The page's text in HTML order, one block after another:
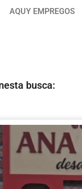
AQUY EMPREGOS
busca: